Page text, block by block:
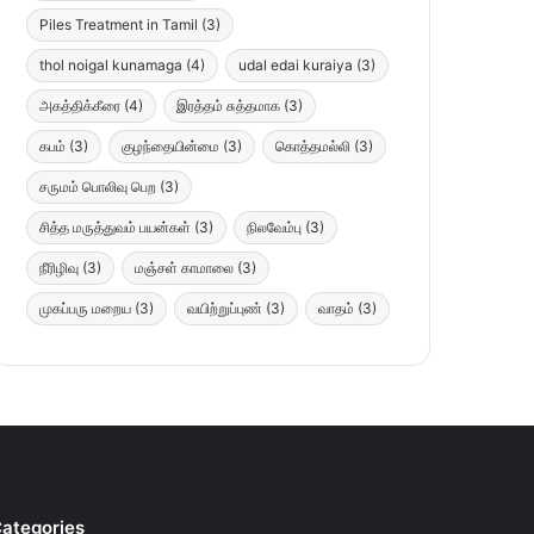
Piles Treatment in Tamil (3)
thol noigal kunamaga (4) udal edai kuraiya (3)
அகத்திக்கீரை (4) இரத்தம் சுத்தமாக (3)
கபம் (3) குழந்தையின்மை (3) கொத்தமல்லி (3)
சருமம் பொலிவு பெற (3)
சித்த மருத்துவம் பயன்கள் (3) நிலவேம்பு (3)
நீரிழிவு (3) மஞ்சள் காமாலை (3)
முகப்பரு மறைய (3) வயிற்றுப்புண் (3) வாதம் (3)